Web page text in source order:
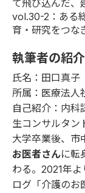
て飛び込んだ、
vol.30-2 ：ある
育・研究をつな
執筆者の紹介
氏名：田口真子
所属： 医療法
自己紹介：内科
生コンサルタン
大学卒業後、市
お医者さんに転
わる。2021年
ログ「介護のお